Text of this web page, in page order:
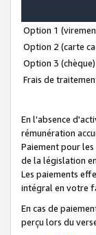
Option 1
Option 2 (carte
Option 3 (chèque)
Frais de
En l'absence
rémunération
Paiement pour
de la législation
Les paiements
intégral en votre
En cas de
perçu lors du